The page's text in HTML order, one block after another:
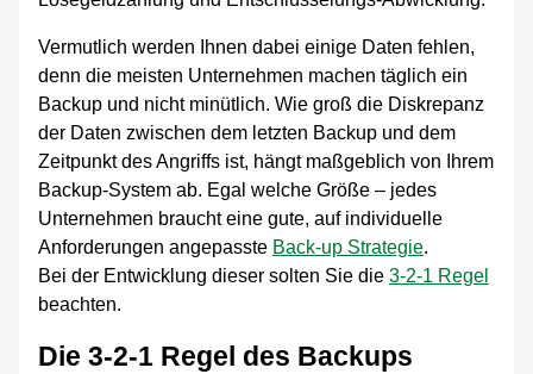
Vermutlich werden Ihnen dabei einige Daten fehlen,
denn die meisten Unternehmen machen täglich ein
Backup und nicht minütlich. Wie groß die Diskrepanz
der Daten zwischen dem letzten Backup und dem
Zeitpunkt des Angriffs ist, hängt maßgeblich von Ihrem
Backup-System ab. Egal welche Größe – jedes
Unternehmen braucht eine gute, auf individuelle
Anforderungen angepasste Back-up Strategie.
Bei der Entwicklung dieser solten Sie die 3-2-1 Regel
beachten.
Die 3-2-1 Regel des Backups